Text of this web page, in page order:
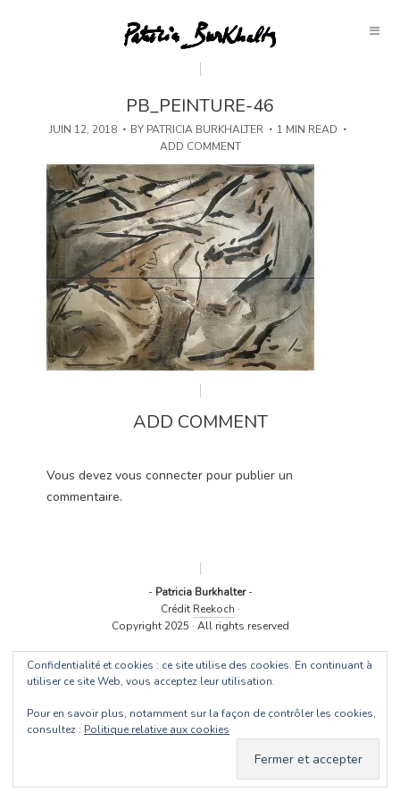
PB_PEINTURE-46
JUIN 12, 2018 BY PATRICIA BURKHALTER
1 MIN READ
ADD COMMENT
ADD COMMENT
Vous devez vous connecterpour publier un
commentaire.
- Patricia Burkhalter-
Crédit Reekoch ·
Copyright 2025 · All rights reserved
Confidentialité et cookies : ce site utilise des cookies. En continuant à
utiliser ce site Web, vous acceptez leur utilisation.
Pour en savoir plus, notamment sur la façon de contrôler les cookies,
consultez : Politique relative aux cookies